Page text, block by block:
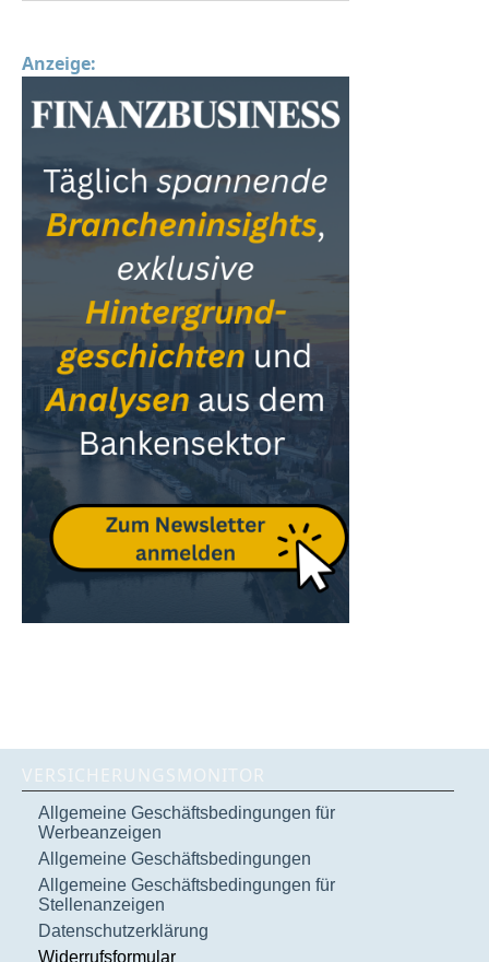
Anzeige:
VERSICHERUNGSMONITOR
Allgemeine Geschäftsbedingungen für
Werbeanzeigen
Allgemeine Geschäftsbedingungen
Allgemeine Geschäftsbedingungen für
Stellenanzeigen
Datenschutzerklärung
Widerrufsformular